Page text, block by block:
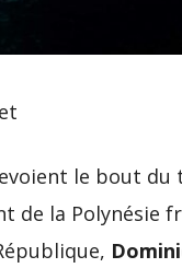
le bout du
de la Polynésie